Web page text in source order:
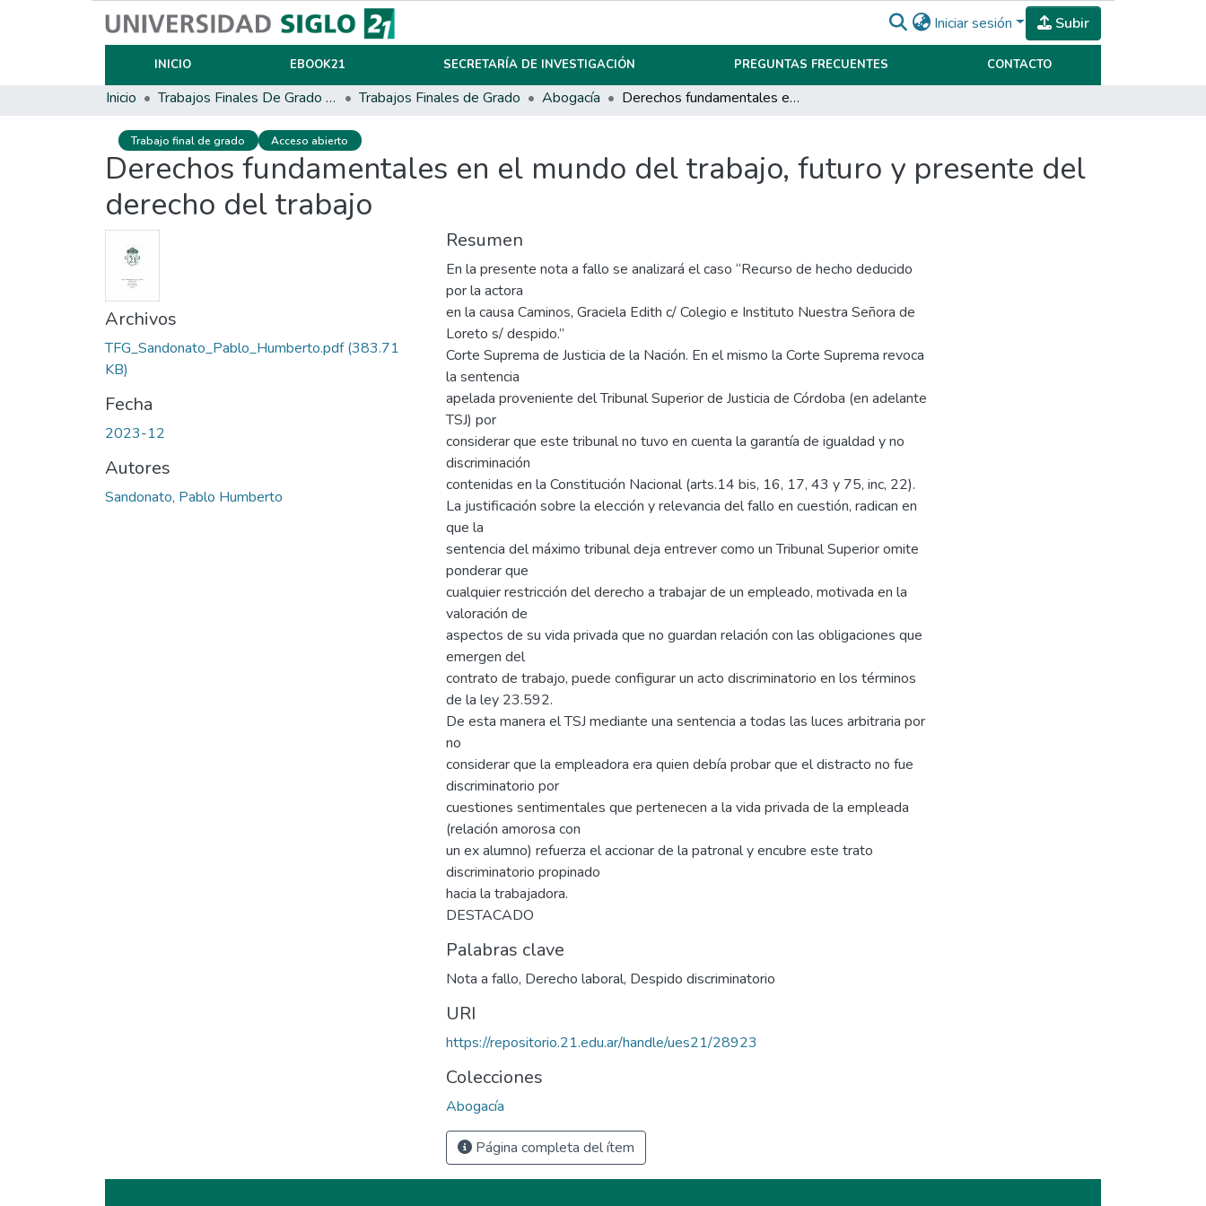
Iniciar sesión Subir
INICIO EBOOK21 SECRETARÍA DE INVESTIGACIÓN PREGUNTAS FRECUENTES CONTACTO
Inicio Trabajos Finales De Grado Y Posgrado Trabajos Finales de Grado Abogacía Derechos fundamentales en el mundo del trabajo, futuro y presente del derecho del trabajo
Trabajo final de grado Acceso abierto
Derechos fundamentales en el mundo del trabajo, futuro y presente del
derecho del trabajo
Archivos
TFG_Sandonato_Pablo_Humberto.pdf(383.71
KB)
Fecha
2023-12
Autores
Sandonato, Pablo Humberto
Resumen
En la presente nota a fallo se analizará el caso “Recurso de hecho deducido
por la actora
en la causa Caminos, Graciela Edith c/ Colegio e Instituto Nuestra Señora de
Loreto s/ despido.”
Corte Suprema de Justicia de la Nación. En el mismo la Corte Suprema revoca
la sentencia
apelada proveniente del Tribunal Superior de Justicia de Córdoba (en adelante
TSJ) por
considerar que este tribunal no tuvo en cuenta la garantía de igualdad y no
discriminación
contenidas en la Constitución Nacional (arts.14 bis, 16, 17, 43 y 75, inc, 22).
La justificación sobre la elección y relevancia del fallo en cuestión, radican en
que la
sentencia del máximo tribunal deja entrever como un Tribunal Superior omite
ponderar que
cualquier restricción del derecho a trabajar de un empleado, motivada en la
valoración de
aspectos de su vida privada que no guardan relación con las obligaciones que
emergen del
contrato de trabajo, puede configurar un acto discriminatorio en los términos
de la ley 23.592.
De esta manera el TSJ mediante una sentencia a todas las luces arbitraria por
no
considerar que la empleadora era quien debía probar que el distracto no fue
discriminatorio por
cuestiones sentimentales que pertenecen a la vida privada de la empleada
(relación amorosa con
un ex alumno) refuerza el accionar de la patronal y encubre este trato
discriminatorio propinado
hacia la trabajadora.
DESTACADO
Palabras clave
Nota a fallo, Derecho laboral, Despido discriminatorio
URI
https://repositorio.21.edu.ar/handle/ues21/28923
Colecciones
Abogacía
Página completa del ítem